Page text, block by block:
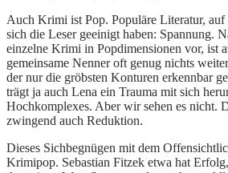
Auch Krimi ist Pop. Populäre Literatur, auf
sich die Leser geeinigt haben: Spannung.
einzelne Krimi in Popdimensionen vor, ist
gemeinsame Nenner oft genug nichts
der nur die gröbsten Konturen erkennbar
trägt ja auch Lena ein Trauma mit sich
Hochkomplexes. Aber wir sehen es nicht.
zwingend auch Reduktion.
Dieses Sichbegnügen mit dem
Krimipop. Sebastian Fitzek etwa hat